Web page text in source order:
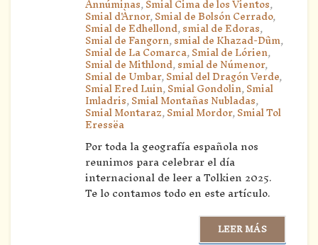
Annúminas,Smial Cima de los Vientos,
Smial d'Àrnor,Smial de Bolsón Cerrado,
Smial de Edhellond,smial de Edoras,
Smial de Fangorn,smial de Khazad-Dûm,
Smial de La Comarca,Smial de Lórien,
Smial de Mithlond,smial de Númenor,
Smial de Umbar,Smial del Dragón Verde,
Smial Ered Luin,Smial Gondolin,Smial
Imladris,Smial Montañas Nubladas,
Smial Montaraz,Smial Mordor,Smial Tol
Eressëa
Por toda la geografía española nos
reunimos para celebrar el día
internacional de leer a Tolkien 2025.
Te lo contamos todo en este artículo.
LEER MÁS